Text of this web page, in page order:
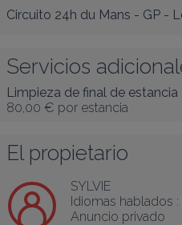
Circuito 24h du Mans - GP -
Servicios
Limpieza de final de estancia
80,00 € por estancia
El propietario
SYLVIE
Idiomas hablados :
Anuncio privado